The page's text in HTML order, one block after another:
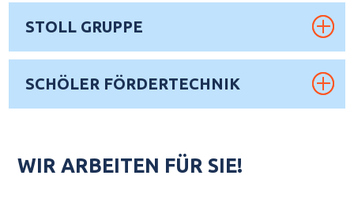
STOLL GRUPPE
SCHÖLER FÖRDERTECHNIK
WIR ARBEITEN FÜR SIE!